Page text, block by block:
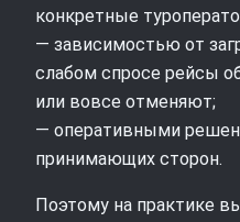
конкретные
— зависимостью от
слабом спросе рейсы
или вовсе отменяют;
— оперативными
принимающих сторон.
Поэтому на практике